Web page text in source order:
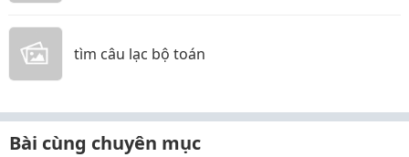
tìm câu lạc bộ toán
Bài cùng chuyên mục